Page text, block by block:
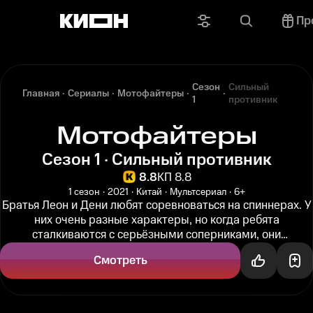
Главная Сериалы Мотофайтеры Сезон
1
Сильный
противник
Мотофайтеры
Сезон 1 · Сильный противник
8.8КП 8.8
1 сезон 2021 Китай Мультсериал 6+
Братья Леон и Дени любят соревноваться на спиннерах. У
них очень разные характеры, но когда ребята
сталкиваются с серьёзными соперниками, они
объединяются и помогать друг...
Смотреть